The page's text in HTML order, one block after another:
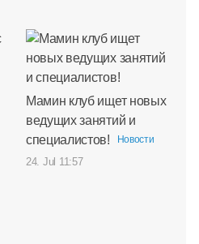
Мамин клуб ищет новых
ведущих занятий и
специалистов!
Новости
24. Jul 11:57